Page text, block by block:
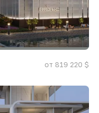
от 819 220 $